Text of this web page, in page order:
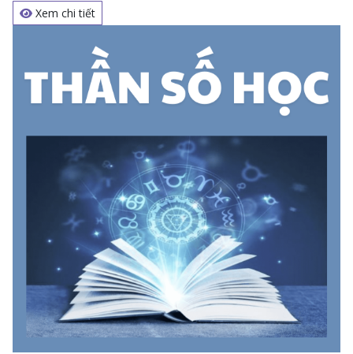
Xem chi tiết